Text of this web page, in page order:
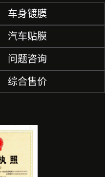
车身镀膜
汽车贴膜
问题咨询
综合售价